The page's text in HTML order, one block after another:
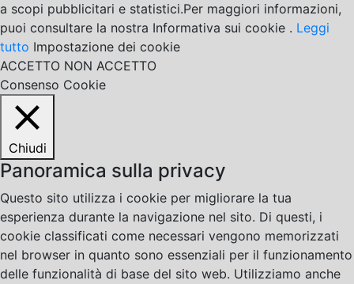
a scopi pubblicitari e statistici.Per maggiori informazioni,
puoi consultare la nostra Informativa sui cookie . Leggi
tutto Impostazione dei cookie
ACCETTO NON ACCETTO
Consenso Cookie
Chiudi
Panoramica sulla privacy
Questo sito utilizza i cookie per migliorare la tua
esperienza durante la navigazione nel sito. Di questi, i
cookie classificati come necessari vengono memorizzati
nel browser in quanto sono essenziali per il funzionamento
delle funzionalità di base del sito web. Utilizziamo anche